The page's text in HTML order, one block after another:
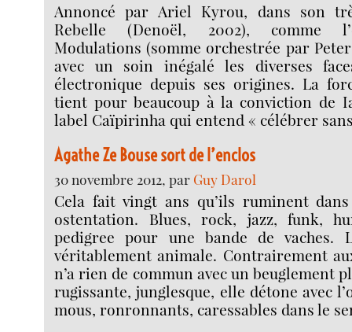
Annoncé par Ariel Kyrou, dans son
Rebelle (Denoël, 2002), comme
Modulations (somme orchestrée par
avec un soin inégalé les diverses
électronique depuis ses origines. La
tient pour beaucoup à la conviction de
label Caïpirinha qui entend « célébrer
Agathe Ze Bouse sort de l’enclos
30 novembre 2012, par Guy Darol
Cela fait vingt ans qu’ils ruminent
ostentation. Blues, rock, jazz, funk,
pedigree pour une bande de vaches.
véritablement animale. Contrairement
n’a rien de commun avec un beuglement
rugissante, junglesque, elle détone avec
mous, ronronnants, caressables dans le